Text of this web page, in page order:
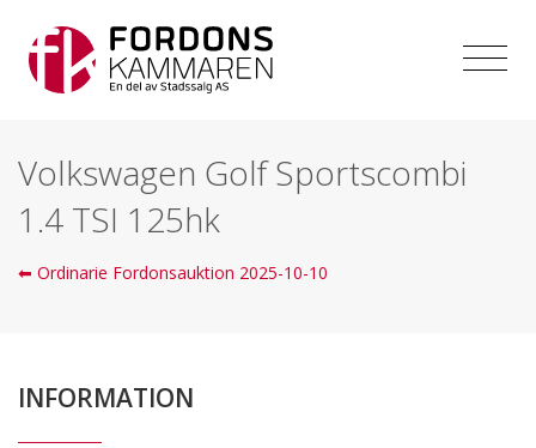
Volkswagen Golf Sportscombi
1.4 TSI 125hk
⬅ Ordinarie Fordonsauktion 2025-10-10
INFORMATION